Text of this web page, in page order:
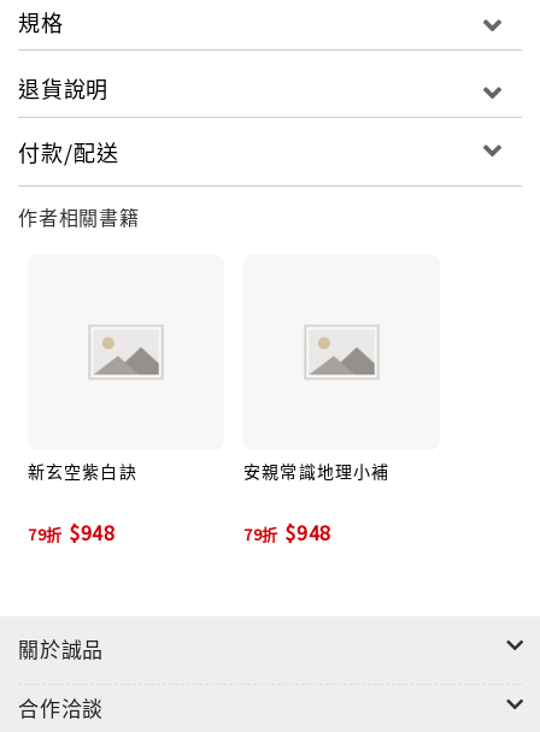
規格
退貨說明
付款/配送
作者相關書籍
新玄空紫白訣
79折 $948
安親常識地理小補
79折 $948
關於誠品
合作洽談